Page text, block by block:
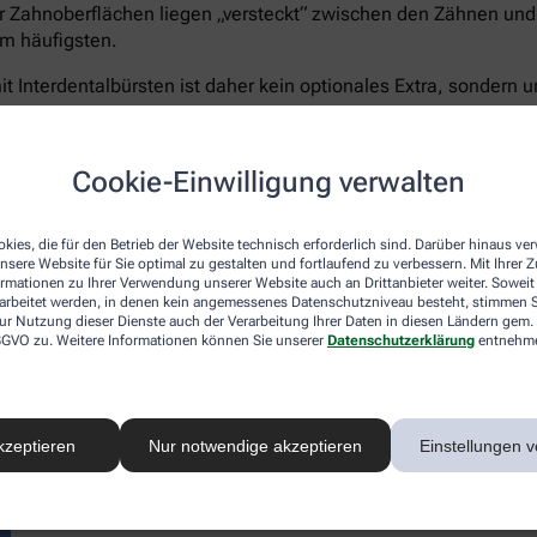
Cookie-Einwilligung verwalten
die für den Betrieb der Website technisch erforderlich sind. Darüber hinaus
Website für Sie optimal zu gestalten und fortlaufend zu verbessern. Mit Ihrer
zu Ihrer Verwendung unserer Website auch an Drittanbieter weiter. Soweit
werden, in denen kein angemessenes Datenschutzniveau besteht, stimmen
Nutzung dieser Dienste auch der Verarbeitung Ihrer Daten in diesen Ländern
zu. Weitere Informationen können Sie unserer Datenschutzerklärung
Nur notwendige akzeptieren Einstellungen
liegen „versteckt“ zwischen den Zähnen
häufigsten.
Interdentalbürsten ist daher kein optionales Extra, sondern
5.460 Filamenten für eine schonend-gründliche
Zahnpasta Enzycal 1450, die die natürliche
Außerdem dasCPS prime Starter Set– ein
Größen für eine vollständige und umfassende
Sanft zu Zähnen und Zahnfleisch – unerbittlich
der
schonen aber Zahnfleisch und- schmelz. Der
ermöglicht ein präzises, wirkungsvolles Zähneputzen.